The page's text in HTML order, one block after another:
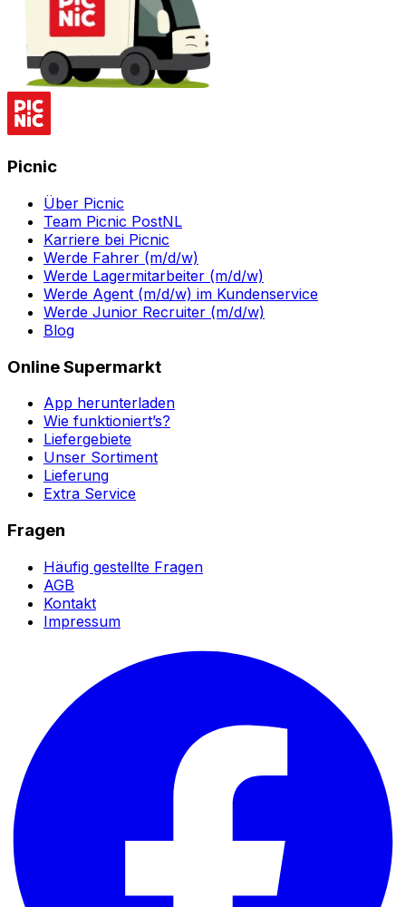
Picnic
Über Picnic
Team Picnic PostNL
Karriere bei Picnic
Werde Fahrer (m/d/w)
Werde Lagermitarbeiter (m/d/w)
Werde Agent (m/d/w) im Kundenservice
Werde Junior Recruiter (m/d/w)
Blog
Online Supermarkt
App herunterladen
Wie funktioniert’s?
Liefergebiete
Unser Sortiment
Lieferung
Extra Service
Fragen
Häufig gestellte Fragen
AGB
Kontakt
Impressum